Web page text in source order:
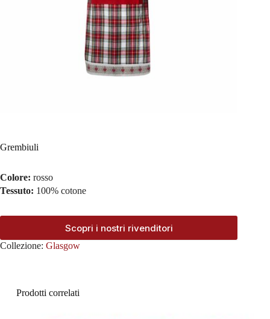
Grembiuli
Colore: rosso
Tessuto: 100% cotone
Scopri i nostri rivenditori
Collezione: Glasgow
Prodotti correlati